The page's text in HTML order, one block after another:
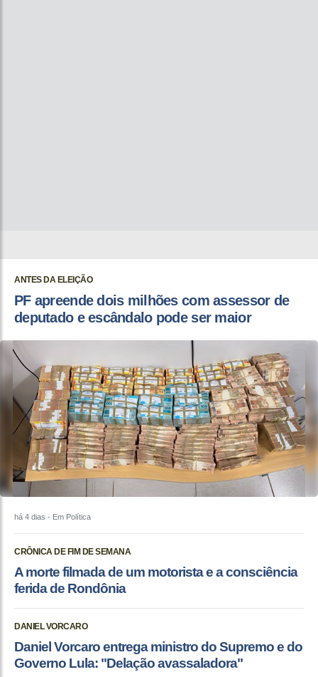
ANTES DA ELEIÇÃO
PF apreende dois milhões com assessor de
deputado e escândalo pode ser maior
há 4 dias - Em Política
CRÔNICA DE FIM DE SEMANA
A morte filmada de um motorista e a consciência
ferida de Rondônia
DANIEL VORCARO
Daniel Vorcaro entrega ministro do Supremo e do
Governo Lula: "Delação avassaladora"